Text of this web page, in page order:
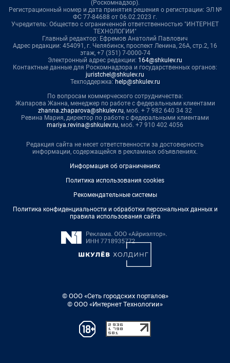
(Роскомнадзор).
Регистрационный номер и дата принятия решения о регистрации: ЭЛ №
ФС 77-84688 от 06.02.2023 г.
Учредитель: Общество с ограниченной ответственностью "ИНТЕРНЕТ
ТЕХНОЛОГИИ"
Главный редактор: Ефремов Анатолий Павлович
Адрес редакции: 454091, г. Челябинск, проспект Ленина, 26А, стр.2, 16
этаж, +7 (351) 7-0000-74
Электронный адрес редакции: 164@shkulev.ru
Контактные данные для Роскомнадзора и государственных органов:
juristchel@shkulev.ru
Техподдержка: help@shkulev.ru
По вопросам коммерческого сотрудничества:
Жапарова Жанна, менеджер по работе с федеральными клиентами
zhanna.zhaparova@shkulev.ru, моб. + 7 982 640 34 32
Ревина Мария, директор по работе с федеральными клиентами
mariya.revina@shkulev.ru, моб. +7 910 402 4056
Редакция сайта не несет ответственности за достоверность
информации, содержащейся в рекламных объявлениях.
Информация об ограничениях
Политика использования cookies
Рекомендательные системы
Политика конфиденциальности и обработки персональных данных и
правила использования сайта
© ООО «Сеть городских порталов»
© ООО «Интернет Технологии»